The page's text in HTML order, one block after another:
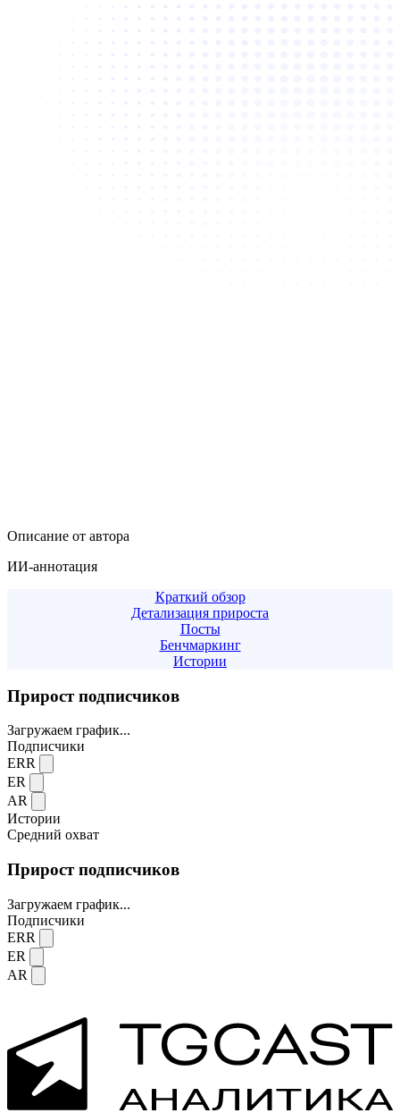
Описание от автора
ИИ-аннотация
Краткий обзор
Детализация прироста
Посты
Бенчмаркинг
Истории
Прирост подписчиков
Загружаем график...
Подписчики
ERR
ER
AR
Истории
Средний охват
Прирост подписчиков
Загружаем график...
Подписчики
ERR
ER
AR